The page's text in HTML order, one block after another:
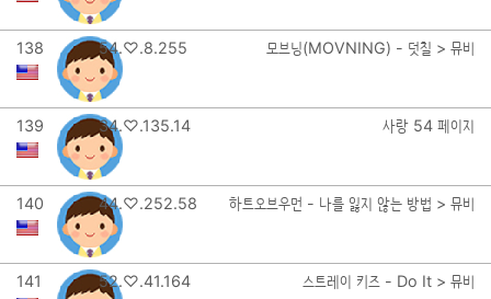
138 54.♡.8.255 모브닝(MOVNING) - 덧칠 > 뮤비
139 34.♡.135.14 사랑 54 페이지
140 44.♡.252.58 하트오브우먼 - 나를 잃지 않는 방법 > 뮤비
141 52.♡.41.164 스트레이 키즈 - Do It > 뮤비